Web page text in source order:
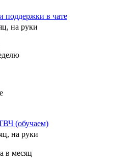
поддержки в чате
на руки
(обучаем)
на руки
в месяц